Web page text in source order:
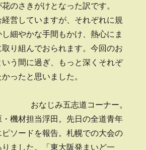
のさきがけとなった訳です。
営していますが、それぞれに規
細やかな手間もかけ、熱心にま
り組んでおられます。今回のお
う間に過ぎ、もっと深くそれぞ
ったと思いました。
おなじみ五志道コーナー。
機材担当浮田。先日の全道青年
ソードを報告。札幌での大会の
ました。「東大阪発まいど一